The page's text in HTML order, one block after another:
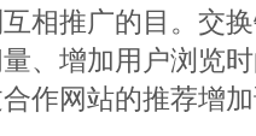
相推广的目。交
、增加用户浏览
作网站的推荐增